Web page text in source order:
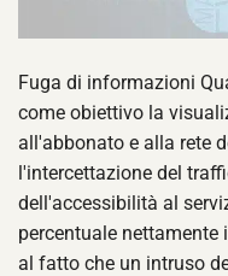
Fuga di informazioni
come obiettivo la
all'abbonato e alla rete
l'intercettazione del
dell'accessibilità al
percentuale
al fatto che un intruso